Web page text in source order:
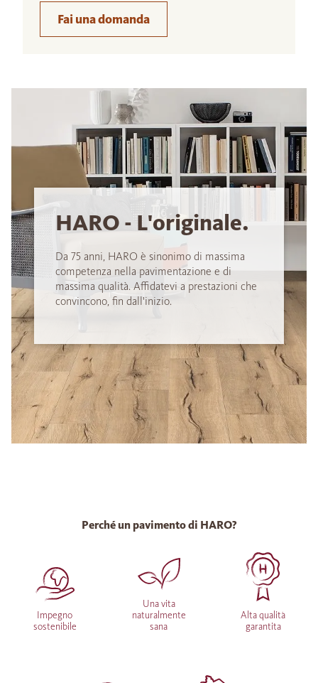
Fai una domanda
HARO - L'originale.
Da 75 anni, HARO è sinonimo di massima
competenza nella pavimentazione e di
massima qualità. Affidatevi a prestazioni che
convincono, fin dall'inizio.
Perché un pavimento di HARO?
Impegno
sostenibile
Una vita
naturalmente
sana
Alta qualità
garantita